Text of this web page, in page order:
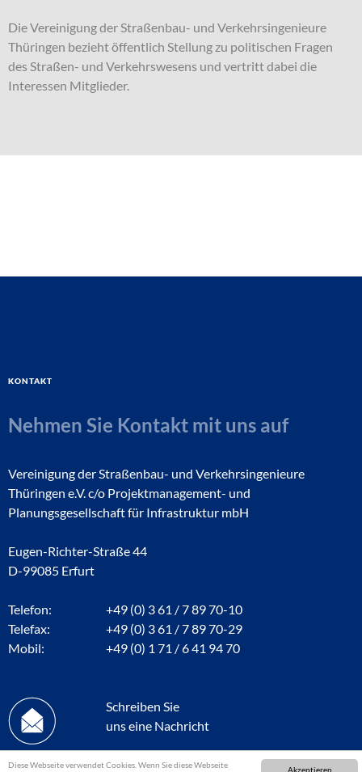
Akzeptieren
Diese Webseite verwendet Cookies. Wenn Sie diese Webseite
Die Vereinigung der Straßenbau- und Verkehrsingenieure
Thüringen bezieht öffentlich Stellung zu politischen Fragen
des Straßen- und Verkehrswesens und vertritt dabei die
Interessen Mitglieder.
Kontakt
Nehmen Sie Kontakt mit uns auf
Vereinigung der Straßenbau- und Verkehrsingenieure
Thüringen e.V. c/o Projektmanagement- und
Planungsgesellschaft für Infrastruktur mbH
Eugen-Richter-Straße 44
D-99085 Erfurt
Telefon:
+49 (0) 3 61 / 7 89 70-10
Telefax:
+49 (0) 3 61 / 7 89 70-29
Mobil:
+49 (0) 1 71 / 6 41 94 70
Schreiben Sie
uns eine Nachricht